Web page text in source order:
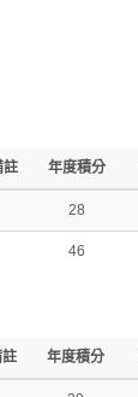
註 年度積分
28
46
年度積分